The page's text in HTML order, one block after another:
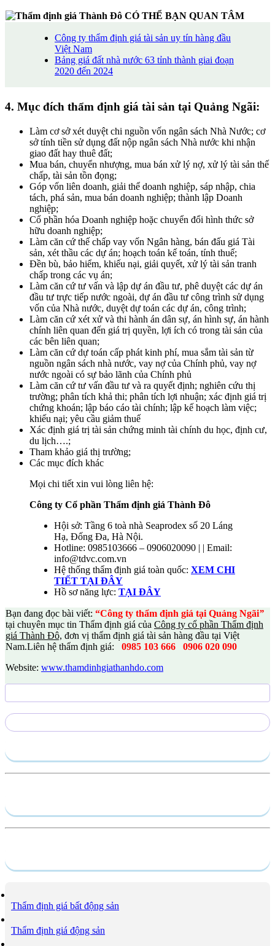
CÓ THỂ BẠN QUAN TÂM
Công ty thẩm định giá tài sản uy tín hàng đầu
Việt Nam
Bảng giá đất nhà nước 63 tỉnh thành giai đoạn
2020 đến 2024
4. Mục đích thẩm định giá tài sản tại Quảng Ngãi:
Làm cơ sở xét duyệt chi nguồn vốn ngân sách Nhà Nước; cơ
sở tính tiền sử dụng đất nộp ngân sách Nhà nước khi nhận
giao đất hay thuê đất;
Mua bán, chuyển nhượng, mua bán xử lý nợ, xử lý tài sản thế
chấp, tài sản tồn đọng;
Góp vốn liên doanh, giải thể doanh nghiệp, sáp nhập, chia
tách, phá sản, mua bán doanh nghiệp; thành lập Doanh
nghiệp;
Cổ phần hóa Doanh nghiệp hoặc chuyển đổi hình thức sở
hữu doanh nghiệp;
Làm căn cứ thế chấp vay vốn Ngân hàng, bán đấu giá Tài
sản, xét thầu các dự án; hoạch toán kế toán, tính thuế;
Đền bù, bảo hiểm, khiếu nại, giải quyết, xử lý tài sản tranh
chấp trong các vụ án;
Làm căn cứ tư vấn và lập dự án đầu tư, phê duyệt các dự án
đầu tư trực tiếp nước ngoài, dự án đầu tư công trình sử dụng
vốn của Nhà nước, duyệt dự toán các dự án, công trình;
Làm căn cứ xét xử và thi hành án dân sự, án hình sự, án hành
chính liên quan đến giá trị quyền, lợi ích có trong tài sản của
các bên liên quan;
Làm căn cứ dự toán cấp phát kinh phí, mua sắm tài sản từ
nguồn ngân sách nhà nước, vay nợ của Chính phủ, vay nợ
nước ngoài có sự bảo lãnh của Chính phủ
Làm căn cứ tư vấn đầu tư và ra quyết định; nghiên cứu thị
trường; phân tích khả thi; phân tích lợi nhuận; xác định giá trị
chứng khoán; lập báo cáo tài chính; lập kế hoạch làm việc;
khiếu nại; yêu cầu giảm thuế
Xác định giá trị tài sản chứng minh tài chính du học, định cư,
du lịch….;
Tham khảo giá thị trường;
Các mục đích khác
Mọi chi tiết xin vui lòng liên hệ:
Công ty Cổ phần Thẩm định giá Thành Đô
Hội sở: Tầng 6 toà nhà Seaprodex số 20 Láng
Hạ, Đống Đa, Hà Nội.
Hotline: 0985103666 – 0906020090 | | Email:
info@tdvc.com.vn
Hệ thống thẩm định giá toàn quốc: XEM CHI
TIẾT TẠI ĐÂY
Hồ sơ năng lực: TẠI ĐÂY
Bạn đang đọc bài viết: “Công ty thẩm định giá tại Quảng Ngãi”
tại chuyên mục tin Thẩm định giá của Công ty cổ phần Thẩm định
giá Thành Đô, đơn vị thẩm định giá tài sản hàng đầu tại Việt
Nam.Liên hệ thẩm định giá: 0985 103 666
0906 020 090
Website: www.thamdinhgiathanhdo.com
Thẩm định giá bất động sản
Thẩm định giá động sản